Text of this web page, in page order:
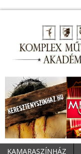
KAMARASZÍNHÁZ